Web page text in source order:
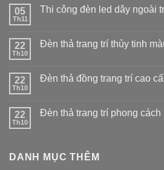
05
Th11
Thi công đèn led dây ngoài
22
Th10
Đèn thả trang trí thủy tinh
22
Th10
Đèn thả đồng trang trí cao
22
Th10
Đèn thả trang trí phong cách
DANH MỤC THÊM